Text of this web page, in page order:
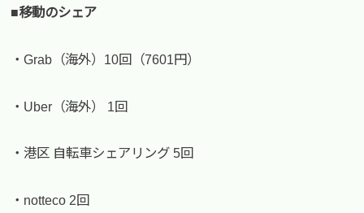
■移動のシェア
・Grab（海外）10回（7601円）
・Uber（海外） 1回
・港区 自転車シェアリング 5回
・notteco 2回